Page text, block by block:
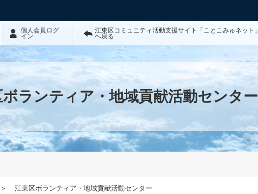
個人会員ログ
イン
江東区コミュニティ活動支援サイト「ことこみゅネット」
へ戻る
ランティア・地域貢献活動センター
＞ 江東区ボランティア・地域貢献活動センター